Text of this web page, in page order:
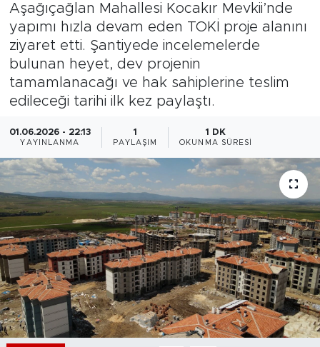
Aşağıçağlan Mahallesi Kocakır Mevkii’nde
yapımı hızla devam eden TOKİ proje alanını
ziyaret etti. Şantiyede incelemelerde
bulunan heyet, dev projenin
tamamlanacağı ve hak sahiplerine teslim
edileceği tarihi ilk kez paylaştı.
01.06.2026 - 22:13
YAYINLANMA
1
PAYLAŞIM
1 DK
OKUNMA SÜRESI
Sanat
Bölge
Teknoloji
Magazin
Dünya
Sektör